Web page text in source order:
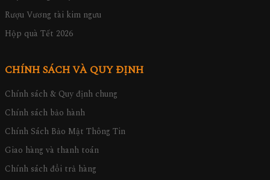
Rượu Vương tài kim ngưu
Hộp quà Tết 2026
CHÍNH SÁCH VÀ QUY ĐỊNH
Chính sách & Quy định chung
Chính sách bảo hành
Chính Sách Bảo Mật Thông Tin
Giao hàng và thanh toán
Chính sách đổi trả hàng